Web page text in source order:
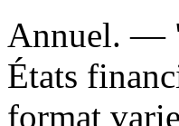
Annuel. —
États
format